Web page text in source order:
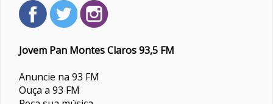
Jovem Pan Montes Claros 93,5 FM
Anuncie na 93 FM
Ouça a 93 FM